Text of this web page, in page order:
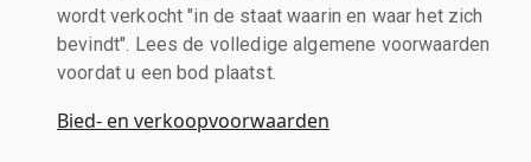
wordt verkocht "in de staat waarin en waar het zich
bevindt". Lees de volledige algemene voorwaarden
voordat u een bod plaatst.
Bied- en verkoopvoorwaarden